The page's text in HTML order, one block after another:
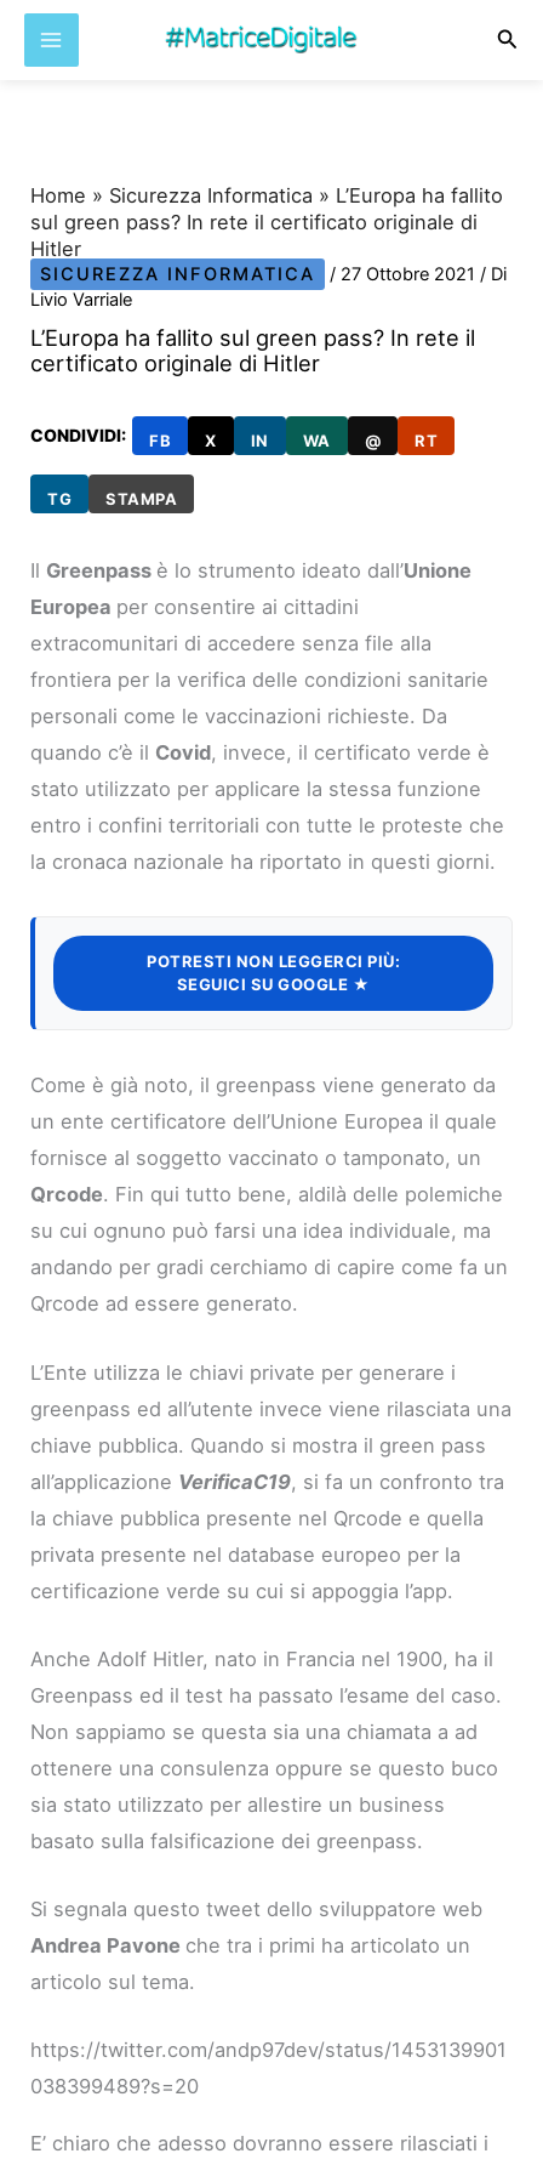
Home » Sicurezza Informatica » L’Europa ha fallito
sul green pass? In rete il certificato originale di
Hitler
SICUREZZA INFORMATICA / 27 Ottobre 2021/ Di
Livio Varriale
L’Europa ha fallito sul green pass? In rete il
certificato originale di Hitler
CONDIVIDI: FB X IN WA @ RT
TG STAMPA
Il Greenpass è lo strumento ideato dall’Unione
Europea per consentire ai cittadini
extracomunitari di accedere senza file alla
frontiera per la verifica delle condizioni sanitarie
personali come le vaccinazioni richieste. Da
quando c’è il Covid, invece, il certificato verde è
stato utilizzato per applicare la stessa funzione
entro i confini territoriali con tutte le proteste che
la cronaca nazionale ha riportato in questi giorni.
POTRESTI NON LEGGERCI PIÙ:
SEGUICI SU GOOGLE ★
Come è già noto, il greenpass viene generato da
un ente certificatore dell’Unione Europea il quale
fornisce al soggetto vaccinato o tamponato, un
Qrcode. Fin qui tutto bene, aldilà delle polemiche
su cui ognuno può farsi una idea individuale, ma
andando per gradi cerchiamo di capire come fa un
Qrcode ad essere generato.
L’Ente utilizza le chiavi private per generare i
greenpass ed all’utente invece viene rilasciata una
chiave pubblica. Quando si mostra il green pass
all’applicazione VerificaC19, si fa un confronto tra
la chiave pubblica presente nel Qrcode e quella
privata presente nel database europeo per la
certificazione verde su cui si appoggia l’app.
Anche Adolf Hitler, nato in Francia nel 1900, ha il
Greenpass ed il test ha passato l’esame del caso.
Non sappiamo se questa sia una chiamata a ad
ottenere una consulenza oppure se questo buco
sia stato utilizzato per allestire un business
basato sulla falsificazione dei greenpass.
Si segnala questo tweet dello sviluppatore web
Andrea Pavone che tra i primi ha articolato un
articolo sul tema.
https://twitter.com/andp97dev/status/1453139901
038399489?s=20
E’ chiaro che adesso dovranno essere rilasciati i